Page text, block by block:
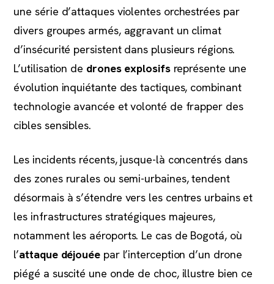
une série d’attaques violentes orchestrées par
divers groupes armés, aggravant un climat
d’insécurité persistent dans plusieurs régions.
L’utilisation de drones explosifsreprésente une
évolution inquiétante des tactiques, combinant
technologie avancée et volonté de frapper des
cibles sensibles.
Les incidents récents, jusque-là concentrés dans
des zones rurales ou semi-urbaines, tendent
désormais à s’étendre vers les centres urbains et
les infrastructures stratégiques majeures,
notamment les aéroports. Le cas de Bogotá, où
l’attaque déjouéepar l’interception d’un drone
piégé a suscité une onde de choc, illustre bien ce